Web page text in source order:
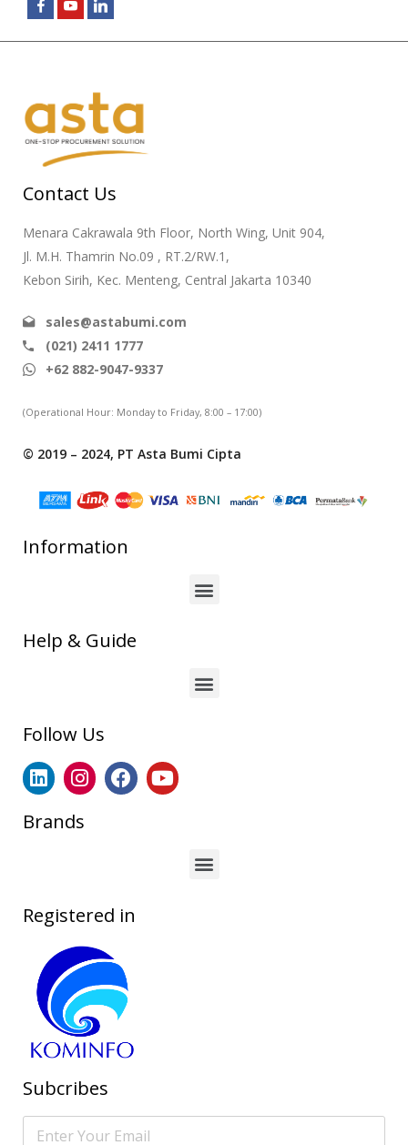
Contact Us
Menara Cakrawala 9th Floor, North Wing, Unit 904,
Jl. M.H. Thamrin No.09 , RT.2/RW.1,
Kebon Sirih, Kec. Menteng, Central Jakarta 10340
sales@astabumi.com
(021) 2411 1777
+62 882-9047-9337
(Operational Hour: Monday to Friday, 8:00 – 17:00)
© 2019 – 2024, PT Asta Bumi Cipta
Information
Help & Guide
Follow Us
Brands
Registered in
Subcribes